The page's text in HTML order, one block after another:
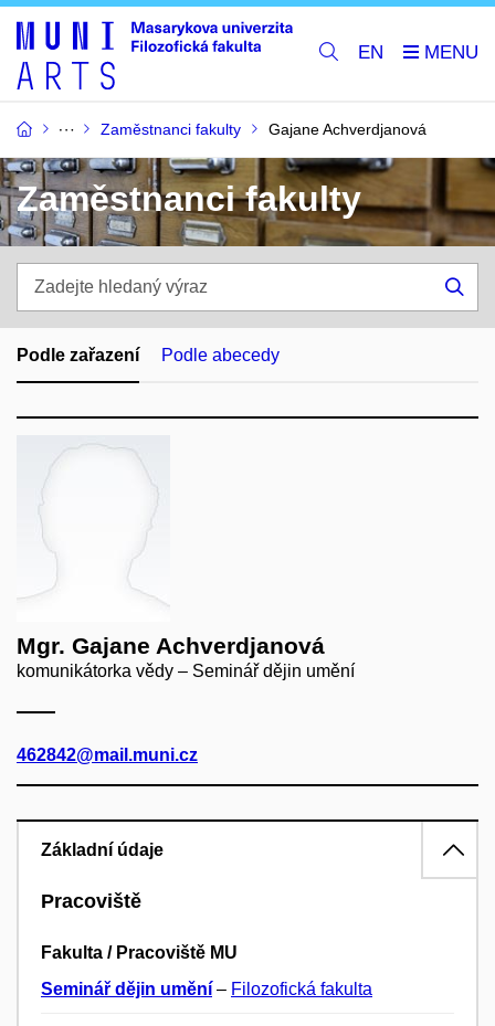
EN
Zaměstnanci fakulty Gajane Achverdjanová
Zaměstnanci fakulty
hledaný
výraz
Podle zařazení Podle abecedy
Mgr. Gajane Achverdjanová
komunikátorka vědy – Seminář dějin umění
462842@mail.muni.cz
Základní údaje
Pracoviště
Fakulta / Pracoviště MU
Seminář dějin umění – Filozofická fakulta